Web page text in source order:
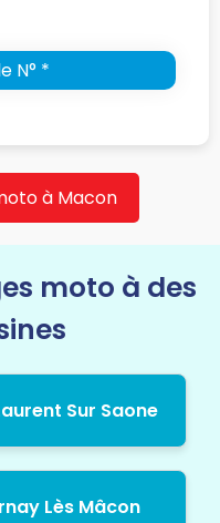
N° *
à Macon
moto à des
Sur Saone
Lès Mâcon